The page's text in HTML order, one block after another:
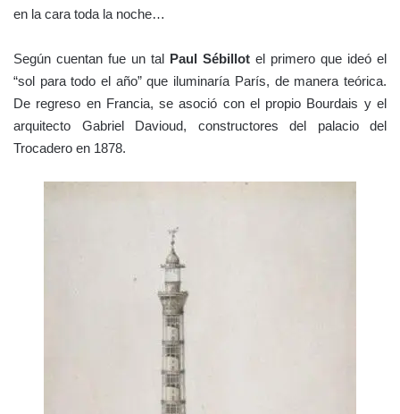
en la cara toda la noche…
Según cuentan fue un tal Paul Sébillot el primero que ideó el
“sol para todo el año” que iluminaría París, de manera teórica.
De regreso en Francia, se asoció con el propio Bourdais y el
arquitecto Gabriel Davioud, constructores del palacio del
Trocadero en 1878.